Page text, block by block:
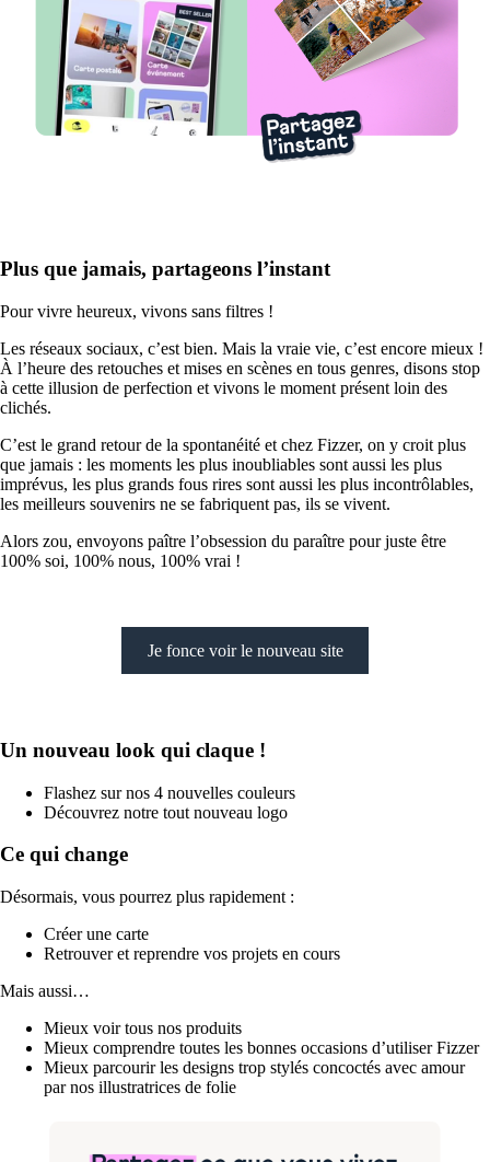
Plus que jamais, partageons l’instant
Pour vivre heureux, vivons sans filtres !
Les réseaux sociaux, c’est bien. Mais la vraie vie, c’est encore mieux !
À l’heure des retouches et mises en scènes en tous genres, disons stop
à cette illusion de perfection et vivons le moment présent loin des
clichés.
C’est le grand retour de la spontanéité et chez Fizzer, on y croit plus
que jamais : les moments les plus inoubliables sont aussi les plus
imprévus, les plus grands fous rires sont aussi les plus incontrôlables,
les meilleurs souvenirs ne se fabriquent pas, ils se vivent.
Alors zou, envoyons paître l’obsession du paraître pour juste être
100% soi, 100% nous, 100% vrai !
Je fonce voir le nouveau site
Un nouveau look qui claque !
Flashez sur nos 4 nouvelles couleurs
Découvrez notre tout nouveau logo
Ce qui change
Désormais, vous pourrez plus rapidement :
Créer une carte
Retrouver et reprendre vos projets en cours
Mais aussi…
Mieux voir tous nos produits
Mieux comprendre toutes les bonnes occasions d’utiliser Fizzer
Mieux parcourir les designs trop stylés concoctés avec amour
par nos illustratrices de folie